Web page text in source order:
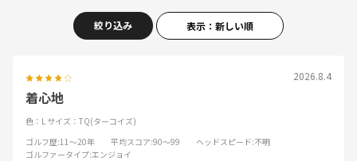
絞り込み 表示：新しい順
2026.8.4
着心地
色：L サイズ：TQ(ターコイズ)
ゴルフ歴:11～20年 平均スコア:90～99 ヘッドスピード:不明
ゴルファータイプ:エンジョイ